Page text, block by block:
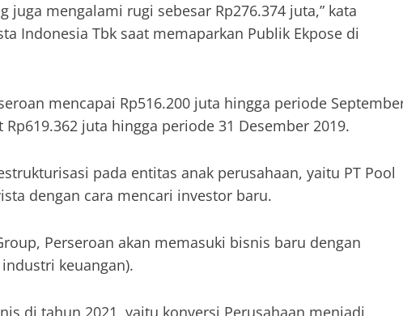
mengalami rugi sebesar Rp276.374 juta,” kata
Indonesia Tbk saat memaparkan Publik Ekpose di
mencapai Rp516.200 juta hingga periode
juta hingga periode 31 Desember 2019.
pada entitas anak perusahaan, yaitu PT Pool
dengan cara mencari investor baru.
Perseroan akan memasuki bisnis baru dengan
keuangan).
di tahun 2021, yaitu konversi Perusahaan menjadi